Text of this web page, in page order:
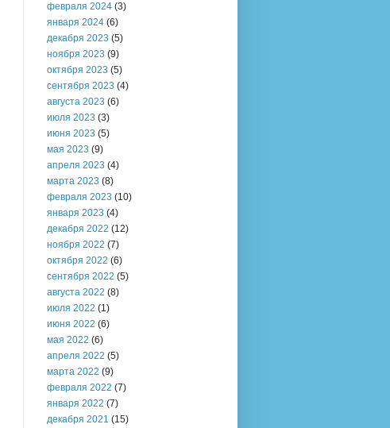
февраля 2024 (3)
января 2024 (6)
декабря 2023 (5)
ноября 2023 (9)
октября 2023 (5)
сентября 2023 (4)
августа 2023 (6)
июля 2023 (3)
июня 2023 (5)
мая 2023 (9)
апреля 2023 (4)
марта 2023 (8)
февраля 2023 (10)
января 2023 (4)
декабря 2022 (12)
ноября 2022 (7)
октября 2022 (6)
сентября 2022 (5)
августа 2022 (8)
июля 2022 (1)
июня 2022 (6)
мая 2022 (6)
апреля 2022 (5)
марта 2022 (9)
февраля 2022 (7)
января 2022 (7)
декабря 2021 (15)